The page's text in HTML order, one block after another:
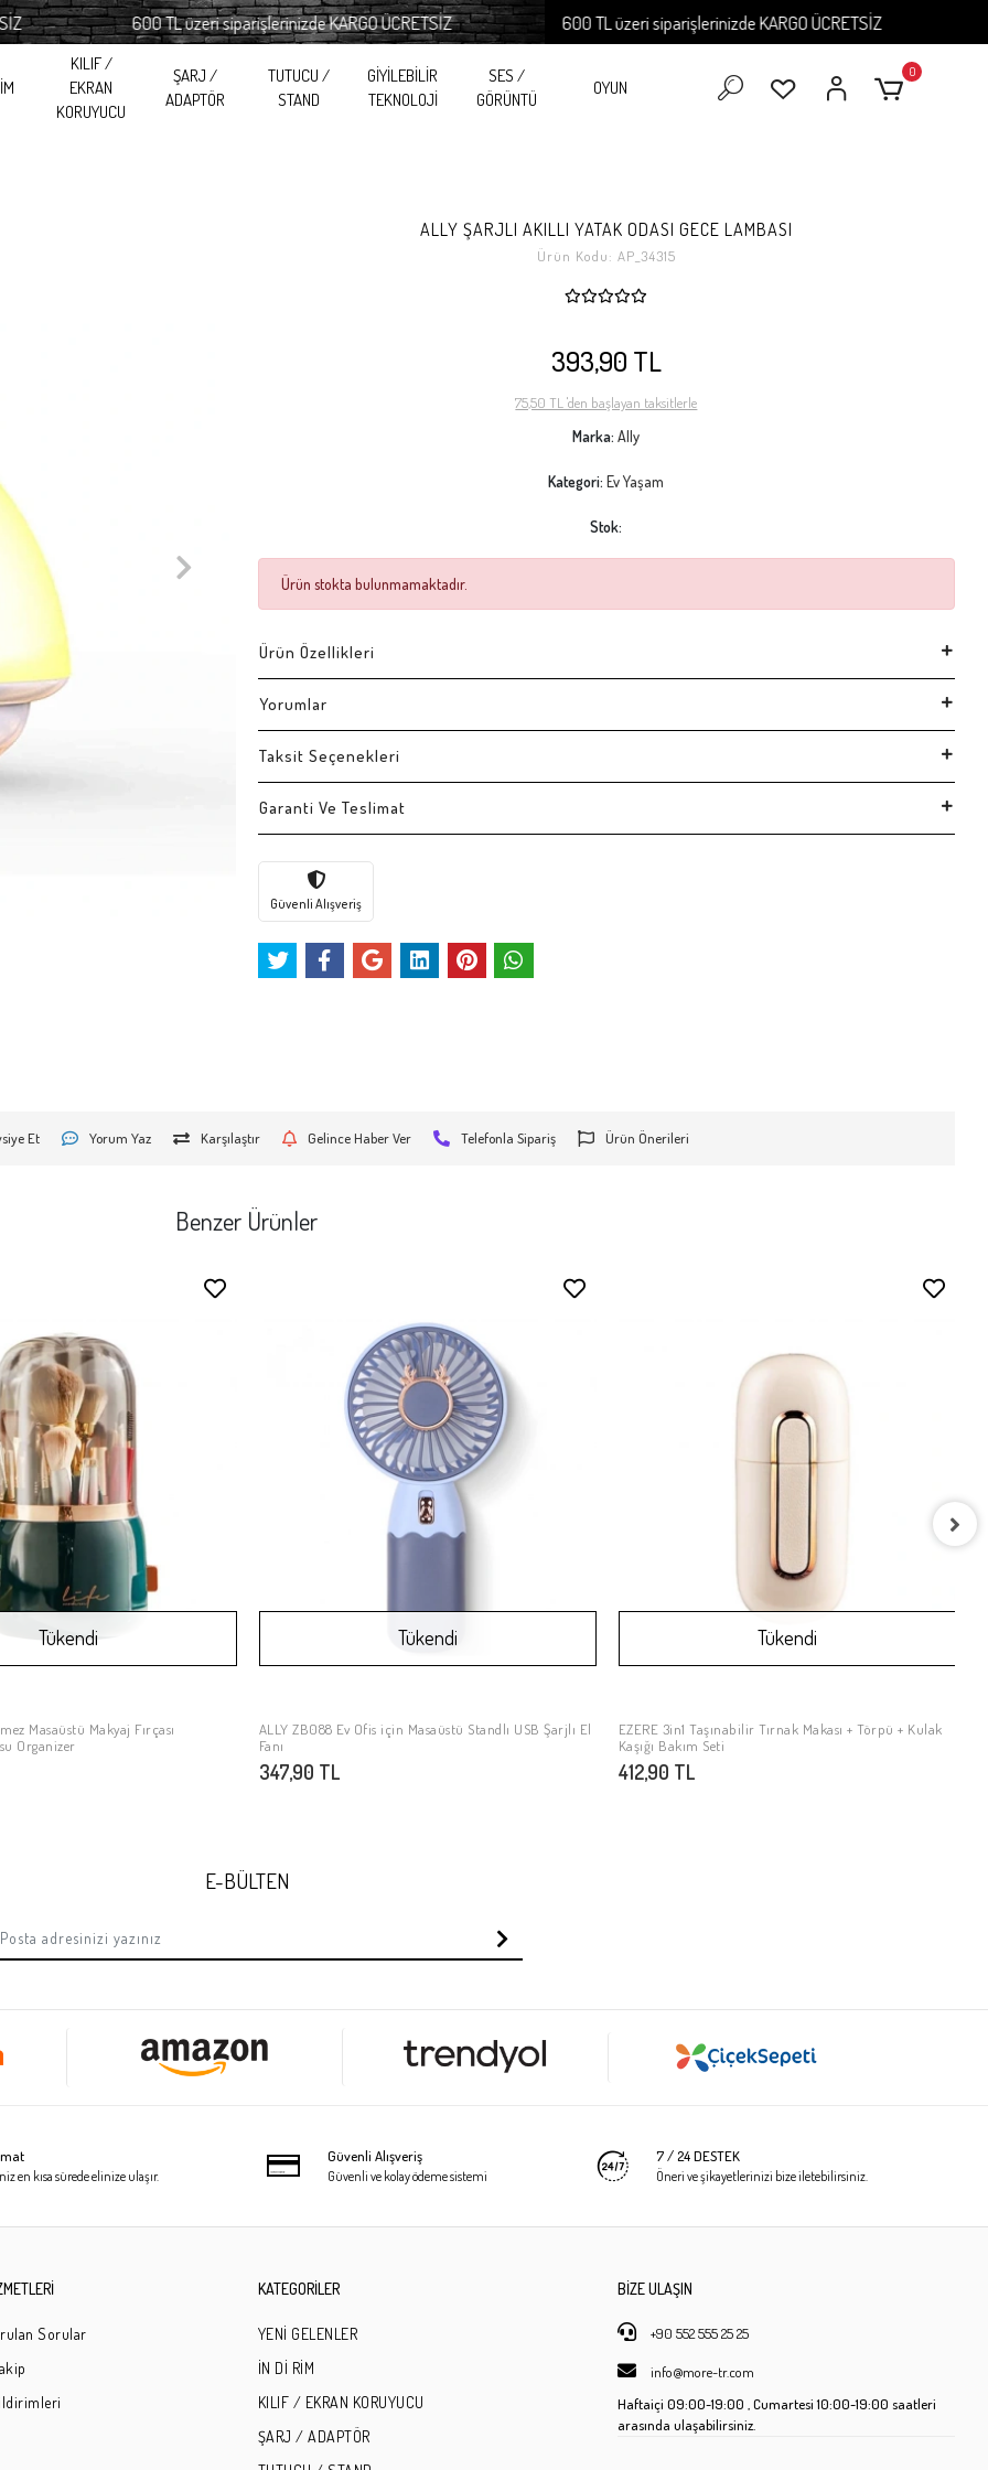
600 TL üzeri siparişlerinizde KARGO ÜCRETSİZ 600 TL üzeri siparişlerinizde KARGO ÜCRETSİZ
KILIF /
EKRAN
KORUYUCU
ŞARJ /
ADAPTÖR
TUTUCU /
STAND
GİYİLEBİLİR
TEKNOLOJİ
SES /
GÖRÜNTÜ
OYUN
0
ALLY ŞARJLI AKILLI YATAK ODASI GECE LAMBASI
Ürün Kodu: AP_34315
393,90 TL
75,50 TL 'den başlayan taksitlerle
Marka:Ally
Kategori:Ev Yaşam
Stok:
Ürün stokta bulunmamaktadır.
Ürün Özellikleri
Yorumlar
Taksit Seçenekleri
Garanti Ve Teslimat
Güvenli Alışveriş
Et Yorum Yaz Karşılaştır Gelince Haber Ver Telefonla Sipariş Ürün Önerileri
Benzer Ürünler
Stokta Yok
Stokta Yok
Tükendi
Masaüstü Makyaj Fırçası
Organizer
Stokta Yok
Stokta Yok
Tükendi
ALLY ZB088 Ev Ofis için Masaüstü Standlı USB Şarjlı El
Fanı
347,90 TL
Stokta Yok
Stokta Yok
Tükendi
EZERE 3in1 Taşınabilir Tırnak Makası + Törpü + Kulak
Kaşığı Bakım Seti
412,90 TL
E-BÜLTEN
en kısa sürede elinize ulaşır.
Güvenli Alışveriş
Güvenli ve kolay ödeme sistemi
7 / 24 DESTEK
Öneri ve şikayetlerinizi bize iletebilirsiniz.
Sorular
KATEGORİLER
YENİ GELENLER
İN Dİ RİM
KILIF / EKRAN KORUYUCU
ŞARJ / ADAPTÖR
BİZE ULAŞIN
+90 552 555 25 25
info@more-tr.com
Haftaiçi 09:00-19:00 , Cumartesi10:00-19:00 saatleri
arasında ulaşabilirsiniz.